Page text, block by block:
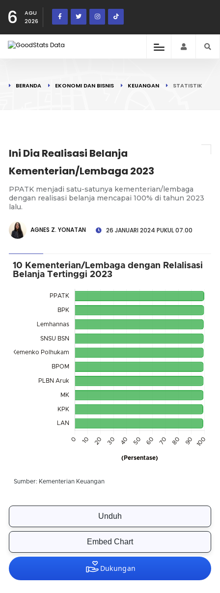
6
AGU
2026
BERANDA EKONOMI DAN BISNIS KEUANGAN STATISTIK
Ini Dia Realisasi Belanja
Kementerian/Lembaga 2023
PPATK menjadi satu-satunya kementerian/lembaga
dengan realisasi belanja mencapai 100% di tahun 2023
lalu.
AGNES Z. YONATAN 26 JANUARI 2024 PUKUL 07.00
10 Kementerian/Lembaga dengan Relalisasi
Belanja Tertinggi 2023
Unduh
Embed Chart